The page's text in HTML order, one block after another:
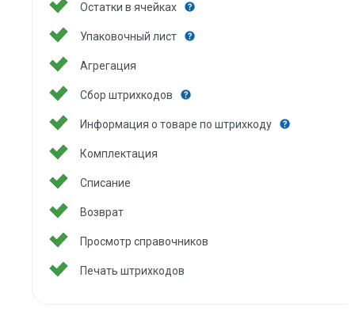
Остатки в ячейках
Упаковочный лист
Агрегация
Сбор штрихкодов
Информация о товаре по штрихкоду
Комплектация
Списание
Возврат
Просмотр справочников
Печать штрихкодов